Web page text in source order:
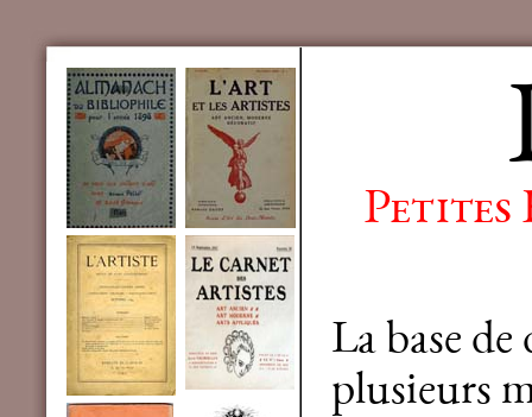
Petites
La base
plusieurs